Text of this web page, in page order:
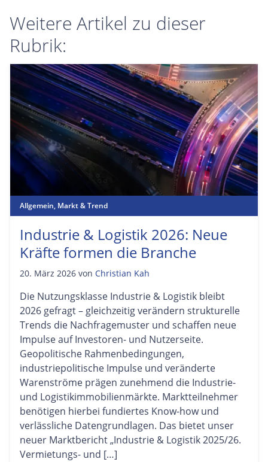
Weitere Artikel zu dieser
Rubrik:
Allgemein, Markt & Trend
Industrie & Logistik 2026: Neue
Kräfte formen die Branche
20. März 2026 von Christian Kah
Die Nutzungsklasse Industrie & Logistik bleibt
2026 gefragt – gleichzeitig verändern strukturelle
Trends die Nachfragemuster und schaffen neue
Impulse auf Investoren- und Nutzerseite.
Geopolitische Rahmenbedingungen,
industriepolitische Impulse und veränderte
Warenströme prägen zunehmend die Industrie-
und Logistikimmobilienmärkte. Marktteilnehmer
benötigen hierbei fundiertes Know-how und
verlässliche Datengrundlagen. Das bietet unser
neuer Marktbericht „Industrie & Logistik 2025/26.
Vermietungs- und […]